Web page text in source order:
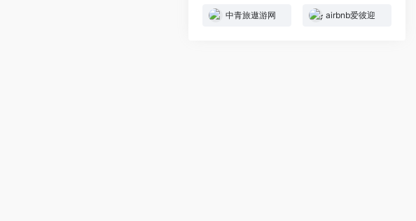
中青旅遨游网 airbnb爱彼迎